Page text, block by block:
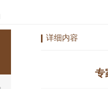
详细内容
专